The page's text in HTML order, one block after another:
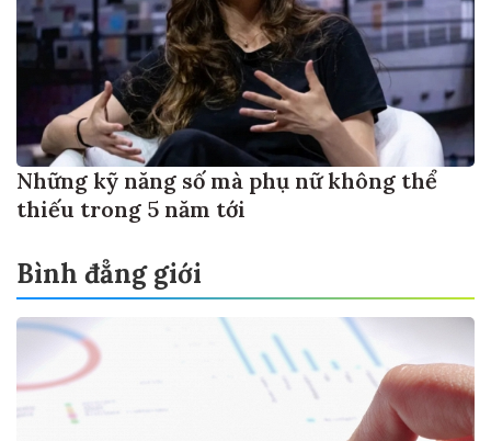
Những kỹ năng số mà phụ nữ không thể
thiếu trong 5 năm tới
Bình đẳng giới